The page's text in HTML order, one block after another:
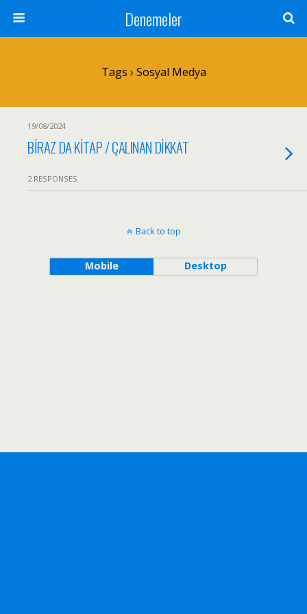
Denemeler
Tags › Sosyal Medya
19/08/2024
BİRAZ DA KİTAP / ÇALINAN DİKKAT
2 RESPONSES
Back to top
Mobile Desktop